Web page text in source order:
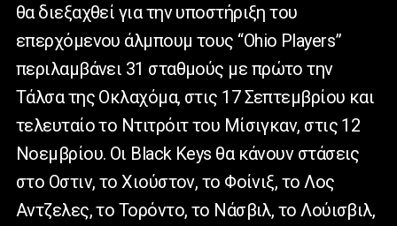
θα διεξαχθεί για την υποστήριξη του
επερχόμενου άλμπουμ τους “Ohio Players”
περιλαμβάνει 31 σταθμούς με πρώτο την
Tάλσα της Οκλαχόμα, στις 17 Σεπτεμβρίου και
τελευταίο το Ντιτρόιτ του Μίσιγκαν, στις 12
Νοεμβρίου. Οι Black Keys θα κάνουν στάσεις
στο Οστιν, το Χιούστον, το Φοίνιξ, το Λος
Αντζελες, το Τορόντο, το Νάσβιλ, το Λούισβιλ,